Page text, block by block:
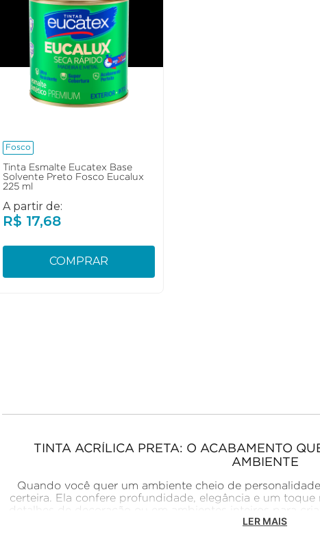
Fosco
Tinta Esmalte Eucatex Base
Solvente Preto Fosco Eucalux
225 ml
A partir de:
R$ 17,68
COMPRAR
TINTA ACRÍLICA PRETA: O ACABAMENTO
AMBIENTE
Quando você quer um ambiente cheio de
certeira. Ela confere profundidade, elegância e um
detalhes de decoração ou em ambientes inteiros para
que arquitetos e designers
LER MAIS